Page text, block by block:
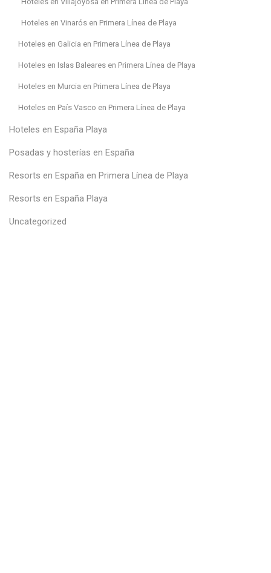
Hoteles en Vinarós en Primera Línea de Playa
Hoteles en Galicia en Primera Línea de Playa
Hoteles en Islas Baleares en Primera Línea de Playa
Hoteles en Murcia en Primera Línea de Playa
Hoteles en País Vasco en Primera Línea de Playa
Hoteles en España Playa
Posadas y hosterías en España
Resorts en España en Primera Línea de Playa
Resorts en España Playa
Uncategorized